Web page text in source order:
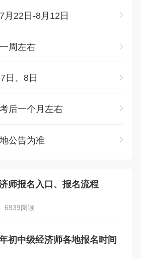
月22日-8月12日
周左右
日、8日
后一个月左右
公告为准
师报名入口、报名流程
6939阅读
初中级经济师各地报名时间